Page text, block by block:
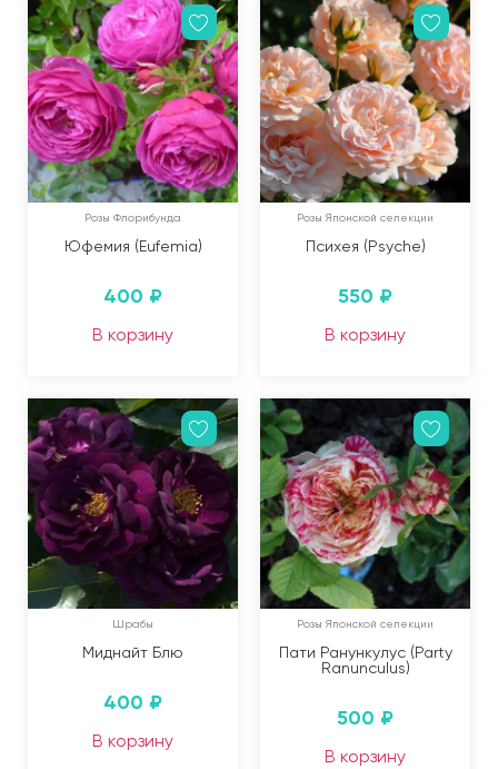
Розы Флорибунда
Юфемия (Eufemia)
400 ₽
В корзину
Розы Японской селекции
Психея (Psyche)
550 ₽
В корзину
Шрабы
Миднайт Блю
400 ₽
В корзину
Розы Японской селекции
Пати Ранункулус (Party
Ranunculus)
500 ₽
В корзину